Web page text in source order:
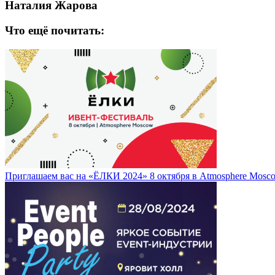
Наталия Жарова
Что ещё почитать:
Приглашаем вас на «ЁЛКИ 2024» 8 октября в Atmosphere